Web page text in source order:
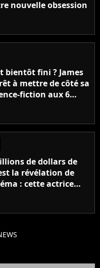
nouvelle obsession
bientôt fini ? James
à mettre de côté sa
fiction aux 6
de dollars de
la révélation de
: cette actrice
à remplacer